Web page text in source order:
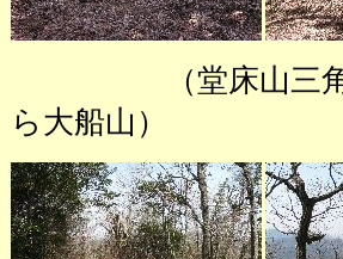
（堂床山三
ら大船山） （